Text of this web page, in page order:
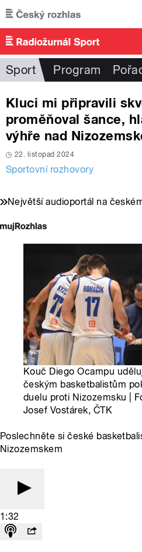
Přejít k hlavnímu obsahu
Sport Program
Kluci mi připravili
proměňoval šance,
výhře nad
22. listopad 2024
Sportovní rozhovory
Největší audioportál na
Kouč Diego Ocampu
českým basketbalistům
duelu proti Nizozemsku |
Josef Vostárek, ČTK
Poslechněte si české
Nizozemskem
1:32